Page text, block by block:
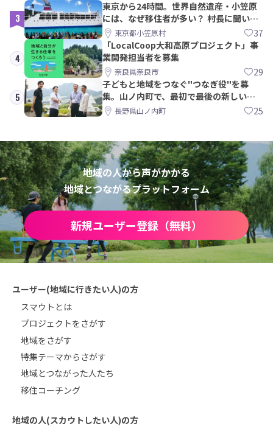
3
東京から24時間。世界自然遺産・小笠原
には、なぜ移住者が多い？ 村長に聞いて
みた東京都小笠原村 37
4
「LocalCoop大和高原プロジェクト」事
業開発担当者を募集
奈良県奈良市 29
5
子どもと地域をつなぐ"つなぎ役"を募
集。山ノ内町で、最初で最後の新しい学
校づくりを一緒に
長野県山ノ内町 25
地域の人から声がかかる
地域とつながるプラットフォーム
新規ユーザー登録（無料）
ユーザー(地域に行きたい人)の方
スマウトとは
プロジェクトをさがす
地域をさがす
特集テーマからさがす
地域とつながった人たち
移住コーチング
地域の人(スカウトしたい人)の方